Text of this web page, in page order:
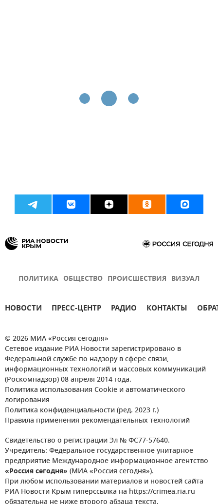
ПОЛИТИКА ОБЩЕСТВО ПРОИСШЕСТВИЯ ВИЗУАЛ
НОВОСТИ ПРЕСС-ЦЕНТР РАДИО КОНТАКТЫ
© 2026 МИА «Россия сегодня»
Сетевое издание РИА Новости зарегистрировано в
Федеральной службе по надзору в сфере связи,
информационных технологий и массовых коммуникаций
(Роскомнадзор) 08 апреля 2014 года.
Политика использования Cookie и автоматического
логирования
Политика конфиденциальности (ред. 2023 г.)
Правила применения рекомендательных технологий
Свидетельство о регистрации Эл № ФС77-57640.
Учредитель: Федеральное государственное унитарное
предприятие Международное информационное агентство
«Россия сегодня» (МИА «Россия сегодня»).
При любом использовании материалов и новостей сайта
РИА Новости Крым гиперссылка на https://crimea.ria.ru